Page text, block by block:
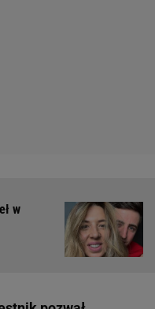
w